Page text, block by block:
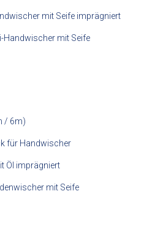
mit Seife imprägniert
Handwischer mit Seife
/ 6m)
für Handwischer
Öl imprägniert
mit Seife